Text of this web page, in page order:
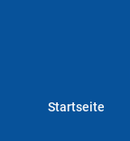
Startseite